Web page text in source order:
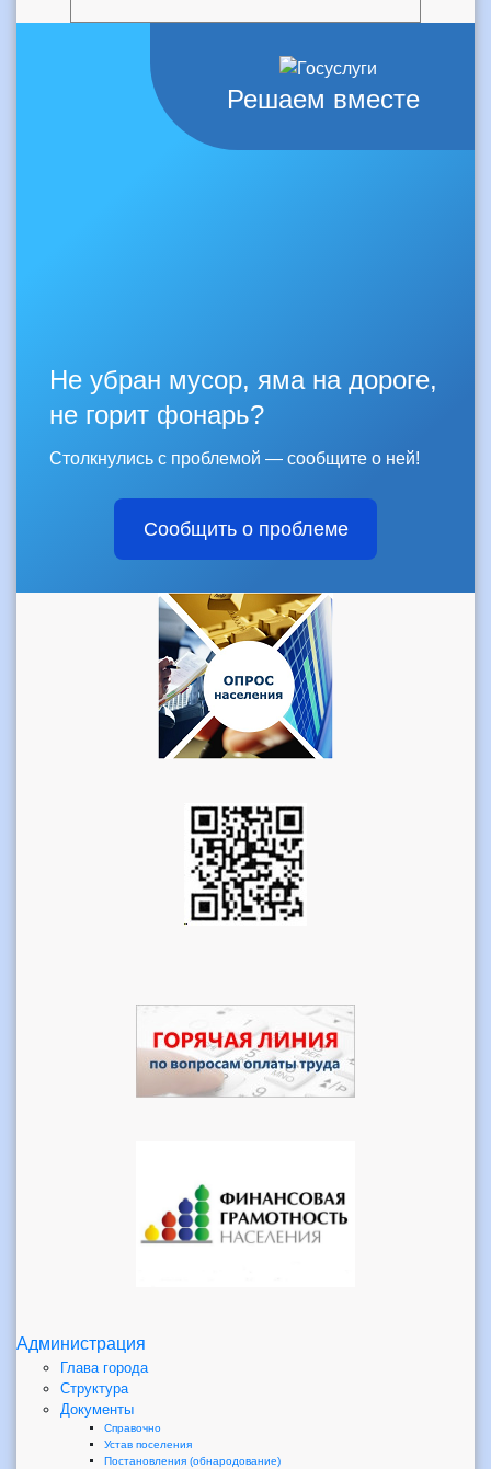
Решаем вместе
Не убран мусор, яма на дороге,
не горит фонарь?
Столкнулись с проблемой — сообщите о ней!
Сообщить о проблеме
Администрация
Глава города
Структура
Документы
Справочно
Устав поселения
Постановления (обнародование)